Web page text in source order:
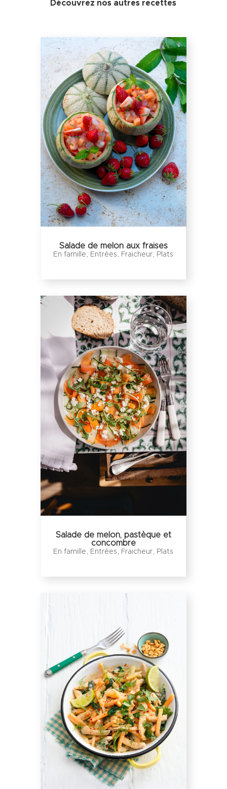
Découvrez nos autres recettes
Salade de melon aux fraises
En famille, Entrées, Fraicheur, Plats
Salade de melon, pastèque et
concombre
En famille, Entrées, Fraicheur, Plats